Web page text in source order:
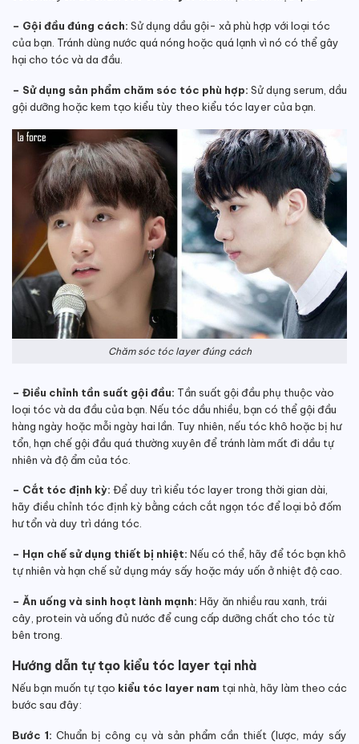
– Gội đầu đúng cách: Sử dụng dầu gội- xả phù hợp với loại tóc
của bạn. Tránh dùng nước quá nóng hoặc quá lạnh vì nó có thể gây
hại cho tóc và da đầu.
– Sử dụng sản phẩm chăm sóc tóc phù hợp: Sử dụng serum, dầu
gội dưỡng hoặc kem tạo kiểu tùy theo kiểu tóc layer của bạn.
Chăm sóc tóc layer đúng cách
– Điều chỉnh tần suất gội đầu: Tần suất gội đầu phụ thuộc vào
loại tóc và da đầu của bạn. Nếu tóc dầu nhiều, bạn có thể gội đầu
hàng ngày hoặc mỗi ngày hai lần. Tuy nhiên, nếu tóc khô hoặc bị hư
tổn, hạn chế gội đầu quá thường xuyên để tránh làm mất đi dầu tự
nhiên và độ ẩm của tóc.
– Cắt tóc định kỳ: Để duy trì kiểu tóc layer trong thời gian dài,
hãy điều chỉnh tóc định kỳ bằng cách cắt ngọn tóc để loại bỏ đốm
hư tổn và duy trì dáng tóc.
– Hạn chế sử dụng thiết bị nhiệt: Nếu có thể, hãy để tóc bạn khô
tự nhiên và hạn chế sử dụng máy sấy hoặc máy uốn ở nhiệt độ cao.
– Ăn uống và sinh hoạt lành mạnh: Hãy ăn nhiều rau xanh, trái
cây, protein và uống đủ nước để cung cấp dưỡng chất cho tóc từ
bên trong.
Hướng dẫn tự tạo kiểu tóc layer tại nhà
Nếu bạn muốn tự tạo kiểu tóc layer nam tại nhà, hãy làm theo các
bước sau đây:
Bước 1: Chuẩn bị công cụ và sản phẩm cần thiết (lược, máy sấy